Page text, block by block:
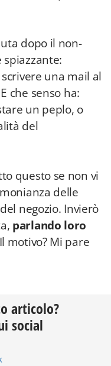
dopo il non-
una mail al
che senso ha:
un peplo, o
del
questo se non vi
delle
negozio. Invierò
parlando loro
motivo? Mi pare
articolo?
social